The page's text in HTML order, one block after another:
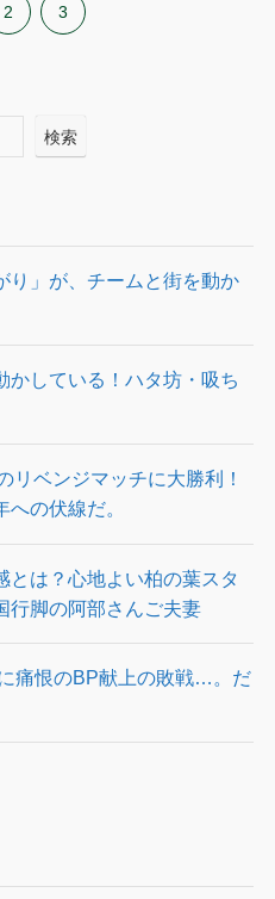
2 3
検索
り」が、チームと街を動か
かしている！ハタ坊・吸ち
リベンジマッチに大勝利！
の伏線だ。
とは？心地よい柏の葉スタ
行脚の阿部さんご夫妻
痛恨のBP献上の敗戦…。だ